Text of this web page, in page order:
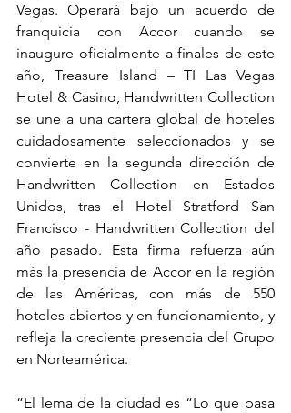
Vegas. Operará bajo un acuerdo de
franquicia con Accor cuando se
inaugure oficialmente a finales de este
año, Treasure Island – TI Las Vegas
Hotel & Casino, Handwritten Collection
se une a una cartera global de hoteles
cuidadosamente seleccionados y se
convierte en la segunda dirección de
Handwritten Collection en Estados
Unidos, tras el Hotel Stratford San
Francisco - Handwritten Collection del
año pasado. Esta firma refuerza aún
más la presencia de Accor en la región
de las Américas, con más de 550
hoteles abiertos y en funcionamiento, y
refleja la creciente presencia del Grupo
en Norteamérica.
“El lema de la ciudad es “Lo que pasa